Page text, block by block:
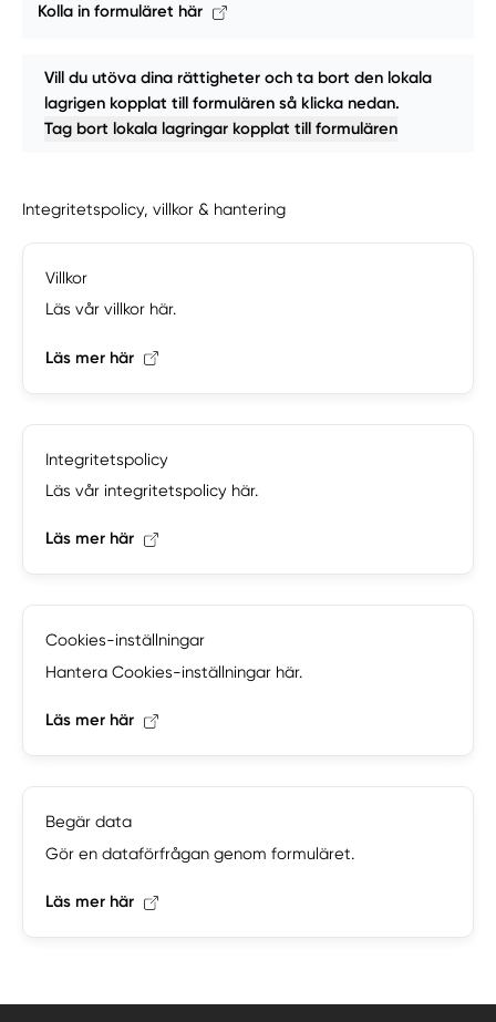
Kolla in formuläret här
Vill du utöva dina rättigheter och ta bort den lokala
lagrigen kopplat till formulären så klicka nedan.
Tag bort lokala lagringar kopplat till formulären
Integritetspolicy, villkor & hantering
Villkor
Läs vår villkor här.
Läs mer här
Integritetspolicy
Läs vår integritetspolicy här.
Läs mer här
Cookies-inställningar
Hantera Cookies-inställningar här.
Läs mer här
Begär data
Gör en dataförfrågan genom formuläret.
Läs mer här